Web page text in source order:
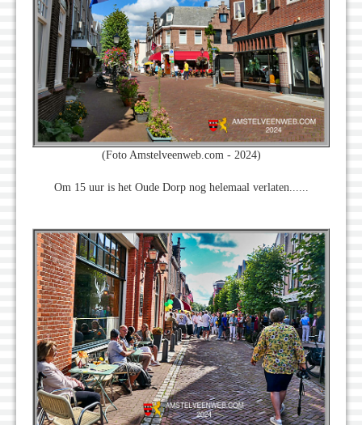
(Foto Amstelveenweb.com - 2024)
Om 15 uur is het Oude Dorp nog helemaal verlaten......